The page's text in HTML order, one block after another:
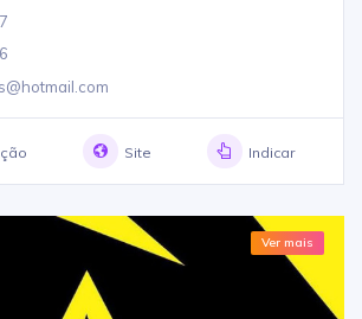
Site Indicar
Ver mais